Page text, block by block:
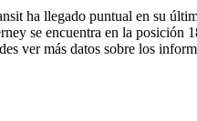
ha llegado puntual en su
se encuentra en la posición
ver más datos sobre los